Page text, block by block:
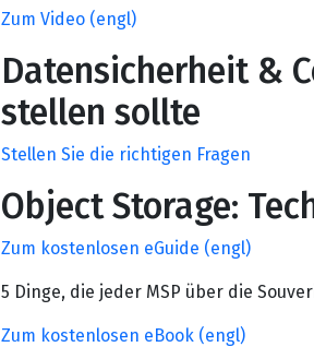
Zum Video (engl)
Datensicherheit &
stellen sollte
Stellen Sie die richtigen Fragen
Object Storage:
Zum kostenlosen eGuide (engl)
5 Dinge, die jeder MSP über die
Zum kostenlosen eBook (engl)